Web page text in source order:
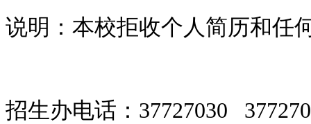
说明：本校拒收个人简历和任
招生办电话：37727030